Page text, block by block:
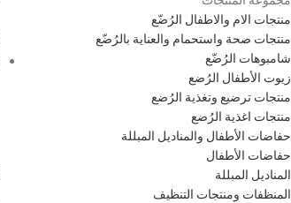
منتجات الام والاطفال الرُضّع
منتجات صحة واستحمام والعناية بالرُضّع
شامبوهات الرُضّع
زيوت الأطفال الرُضع
منتجات ترضيع وتغذية الرُضع
منتجات اغذية الرُضع
حفاضات الأطفال والمناديل المبللة
حفاضات الأطفال
المناديل المبللة
المنظفات ومنتجات التنظيف